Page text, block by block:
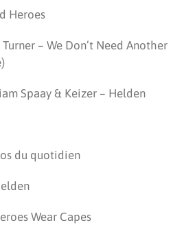
Heroes
Turner – We Don’t Need Another
Spaay & Keizer – Helden
du quotidien
Wear Capes